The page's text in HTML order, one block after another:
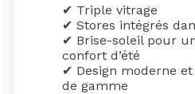
✔ Triple vitrage
✔ Stores intégrés
✔ Brise-soleil pour
confort d’été
✔ Design moderne
de gamme